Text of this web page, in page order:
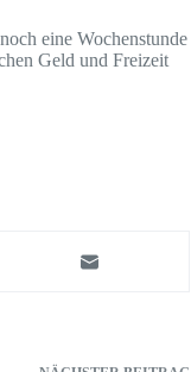
eine Wochenstunde
Geld und Freizeit